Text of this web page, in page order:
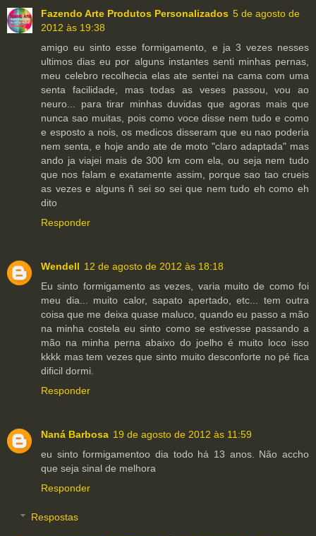
Fazendo Arte Produtos Personalizados 5 de agosto de
2012 às 19:38
amigo eu sinto esse formigamento, e ja 3 vezes nesses
ultimos dias eu por alguns instantes senti minhas pernas,
meu celebro recolhecia elas ate sentei na cama com uma
senta facilidade, mas todas as veses passou, vou ao
neuro... para tirar minhas duvidas que agoras mais que
nunca sao muitas, pois como voce disse nem tudo e como
e esposto a nois, os medicos disseram que eu nao poderia
nem senta, e hoje ando ate de moto "claro adaptada" mas
ando ja viajei mais de 300 km com ela, ou seja nem tudo
que nos falam e exatamente assim, porque sao tao crueis
as vezes e alguns ñ sei so sei que nem tudo eh como eh
dito
Responder
Wendell 12 de agosto de 2012 às 18:18
Eu sinto formigamento as vezes, varia muito de como foi
meu dia... muito calor, sapato apertado, etc... tem outra
coisa que me deixa quase maluco, quando eu passo a mão
na minha costela eu sinto como se estivesse passando a
mão na minha perna abaixo do joelho é muito loco isso
kkkk mas tem vezes que sinto muito desconforte no pé fica
dificil dormi.
Responder
Naná Barbosa 19 de agosto de 2012 às 11:59
eu sinto formigamentoo dia todo há 13 anos. Não accho
que seja sinal de melhora
Responder
Respostas